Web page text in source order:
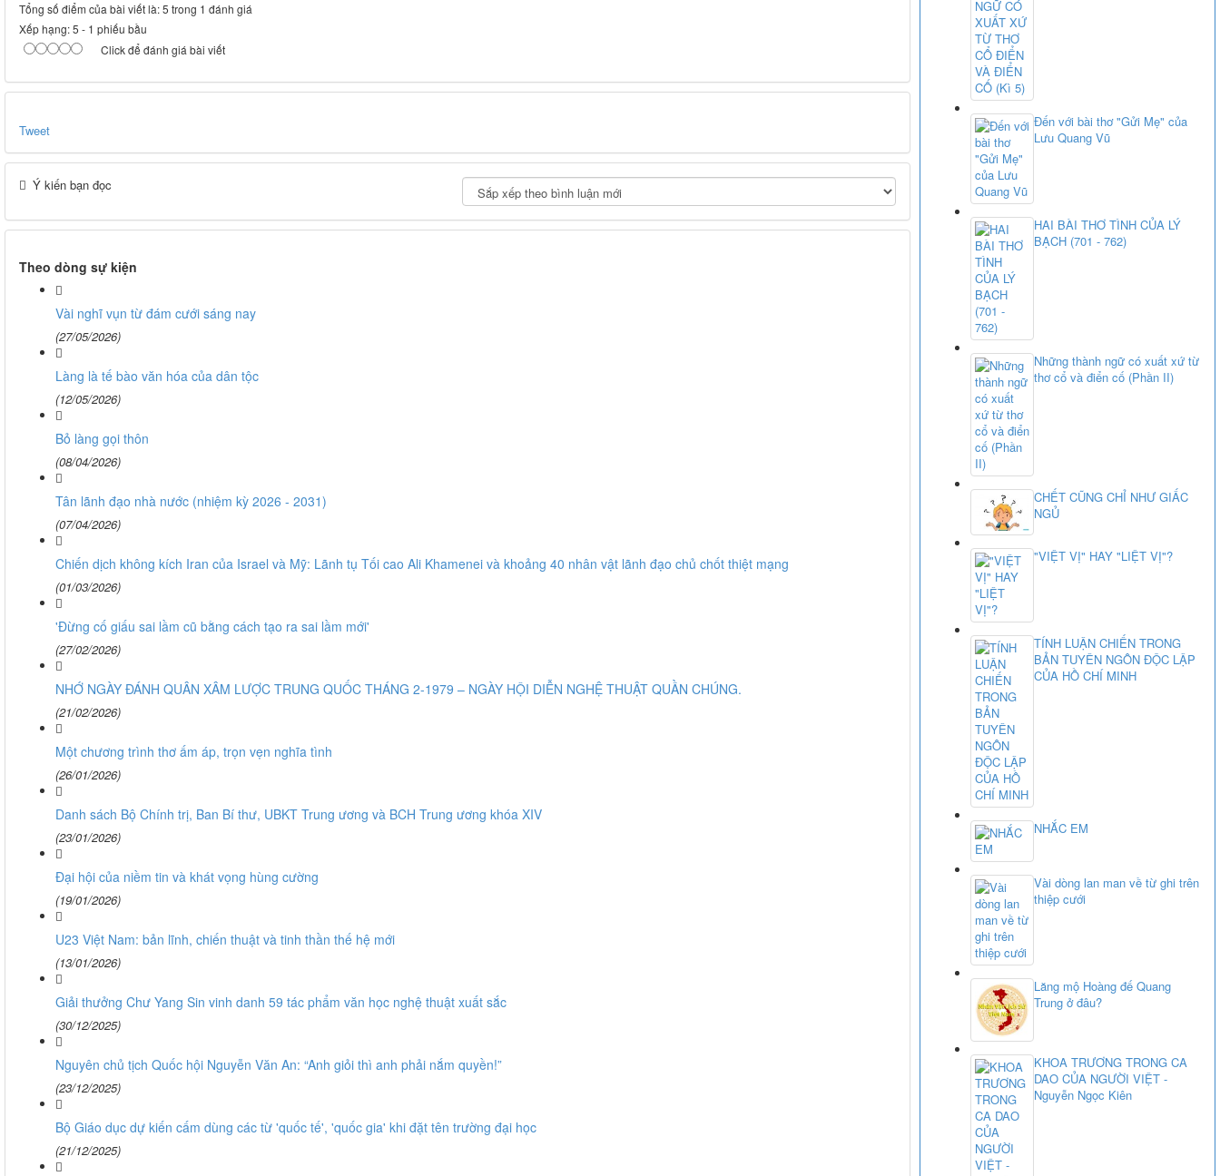
Tổng số điểm của bài viết là: 5 trong 1 đánh giá
Xếp hạng:5 - 1 phiếu bầu
Click để đánh giá bài viết
Tweet
Ý kiến bạn đọc
Theo dòng sự kiện
Vài nghĩ vụn từ đám cưới sáng nay
(27/05/2026)
Làng là tế bào văn hóa của dân tộc
(12/05/2026)
Bỏ làng gọi thôn
(08/04/2026)
Tân lãnh đạo nhà nước (nhiệm kỳ 2026 - 2031)
(07/04/2026)
Chiến dịch không kích Iran của Israel và Mỹ: Lãnh tụ Tối cao Ali Khamenei và khoảng 40 nhân vật lãnh đạo chủ chốt thiệt mạng
(01/03/2026)
'Đừng cố giấu sai lầm cũ bằng cách tạo ra sai lầm mới'
(27/02/2026)
NHỚ NGÀY ĐÁNH QUÂN XÂM LƯỢC TRUNG QUỐC THÁNG 2-1979 – NGÀY HỘI DIỄN NGHỆ THUẬT QUẦN CHÚNG.
(21/02/2026)
Một chương trình thơ ấm áp, trọn vẹn nghĩa tình
(26/01/2026)
Danh sách Bộ Chính trị, Ban Bí thư, UBKT Trung ương và BCH Trung ương khóa XIV
(23/01/2026)
Đại hội của niềm tin và khát vọng hùng cường
(19/01/2026)
U23 Việt Nam: bản lĩnh, chiến thuật và tinh thần thế hệ mới
(13/01/2026)
Giải thưởng Chư Yang Sin vinh danh 59 tác phẩm văn học nghệ thuật xuất sắc
(30/12/2025)
Nguyên chủ tịch Quốc hội Nguyễn Văn An: “Anh giỏi thì anh phải nắm quyền!”
(23/12/2025)
Bộ Giáo dục dự kiến cấm dùng các từ 'quốc tế', 'quốc gia' khi đặt tên trường đại học
(21/12/2025)
Đến với bài thơ "Gửi Mẹ" của
Lưu Quang Vũ
HAI BÀI THƠ TÌNH CỦA LÝ
BẠCH (701 - 762)
Những thành ngữ có xuất xứ từ
thơ cổ và điển cố (Phần II)
CHẾT CŨNG CHỈ NHƯ GIẤC
NGỦ
"VIỆT VỊ" HAY "LIỆT VỊ"?
TÍNH LUẬN CHIẾN TRONG
BẢN TUYÊN NGÔN ĐỘC LẬP
CỦA HỒ CHÍ MINH
NHẮC EM
Vài dòng lan man về từ ghi trên
thiệp cưới
Lăng mộ Hoàng đế Quang
Trung ở đâu?
KHOA TRƯƠNG TRONG CA
DAO CỦA NGƯỜI VIỆT -
Nguyễn Ngọc Kiên